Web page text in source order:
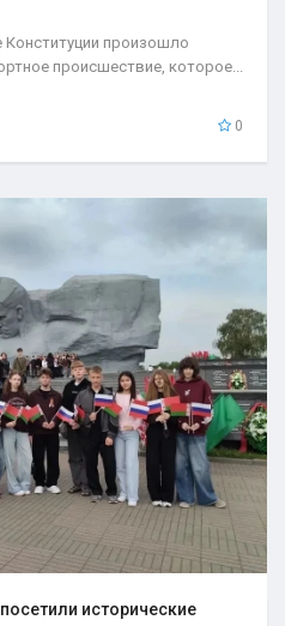
Конституции произошло
происшествие, которое...
0
исторические